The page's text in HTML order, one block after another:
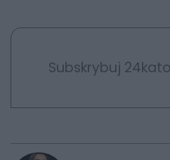
Subskrybuj